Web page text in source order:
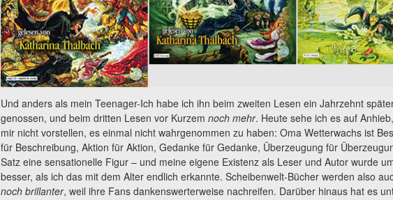
Und anders als mein Teenager-Ich habe ich ihn beim zweiten Lesen ein Jahrzehnt
genossen, und beim dritten Lesen vor Kurzem noch mehr. Heute sehe ich es auf
mir nicht vorstellen, es einmal nicht wahrgenommen zu haben: Oma Wetterwachs ist
für Beschreibung, Aktion für Aktion, Gedanke für Gedanke, Überzeugung für
Satz eine sensationelle Figur – und meine eigene Existenz als Leser und Autor wurde
besser, als ich das mit dem Alter endlich erkannte. Scheibenwelt-Bücher werden also
noch brillanter, weil ihre Fans dankenswerterweise nachreifen. Darüber hinaus hat es